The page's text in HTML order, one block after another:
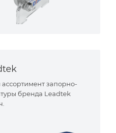
запорно-
бренда Leadtek